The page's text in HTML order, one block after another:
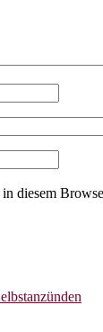
diesem